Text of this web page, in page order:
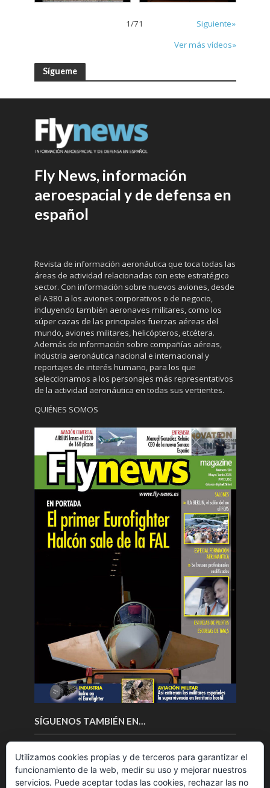
1/71
Siguiente»
Ver más vídeos»
Sígueme
Fly News, información
aeroespacial y de defensa en
español
Revista de información aeronáutica que toca todas las
áreas de actividad relacionadas con este estratégico
sector. Con información sobre nuevos aviones, desde
el A380 a los aviones corporativos o de negocio,
incluyendo también aeronaves militares, como los
súper cazas de las principales fuerzas aéreas del
mundo, aviones militares, helicópteros, etcétera.
Además de información sobre compañías aéreas,
industria aeronáutica nacional e internacional y
reportajes de interés humano, para los que
seleccionamos a los personajes más representativos
de la actividad aeronáutica en todas sus vertientes.
QUIÉNES SOMOS
SÍGUENOS TAMBIÉN EN…
Utilizamos cookies propias y de terceros para garantizar el
funcionamiento de la web, medir su uso y mejorar nuestros
servicios. Puede aceptar todas las cookies, rechazar las no